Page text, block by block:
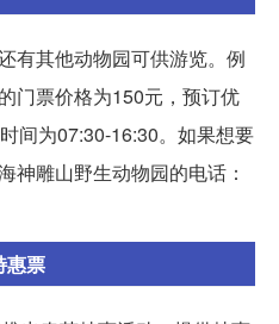
有其他动物园可供游览。例
门票价格为150元，预订优
间为07:30-16:30。如果想要
神雕山野生动物园的电话：
惠票